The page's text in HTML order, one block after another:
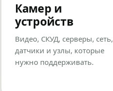
Камер и
устройств
Видео, СКУД, серверы, сеть,
датчики и узлы, которые
нужно поддерживать.